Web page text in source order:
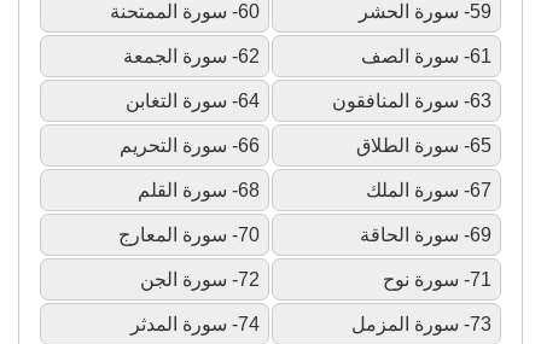
59- سورة الحشر 60- سورة الممتحنة
61- سورة الصف 62- سورة الجمعة
63- سورة المنافقون 64- سورة التغابن
65- سورة الطلاق 66- سورة التحريم
67- سورة الملك 68- سورة القلم
69- سورة الحاقة 70- سورة المعارج
71- سورة نوح 72- سورة الجن
73- سورة المزمل 74- سورة المدثر